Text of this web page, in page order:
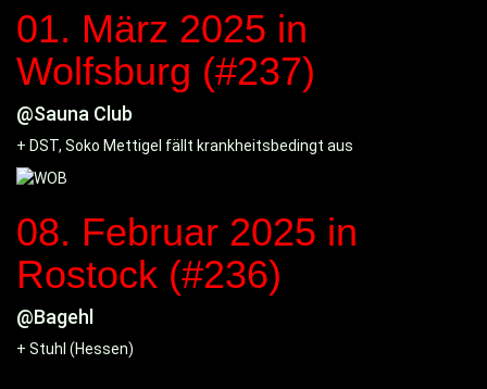
01. März 2025 in
Wolfsburg (#237)
@Sauna Club
+ DST, Soko Mettigel fällt krankheitsbedingt aus
08. Februar 2025 in
Rostock (#236)
@Bagehl
+ Stuhl (Hessen)